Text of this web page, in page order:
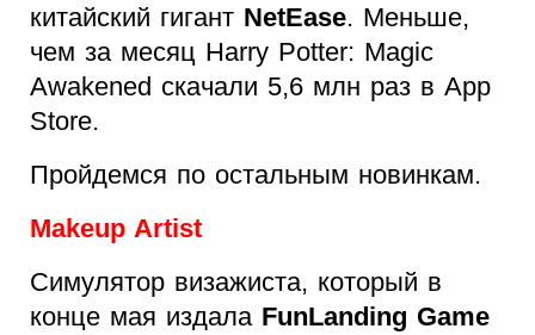
китайский гигант NetEase. Меньше,
чем за месяц Harry Potter: Magic
Awakened скачали 5,6 млн раз в App
Store.
Пройдемся по остальным новинкам.
Makeup Artist
Симулятор визажиста, который в
конце мая издала FunLanding Game